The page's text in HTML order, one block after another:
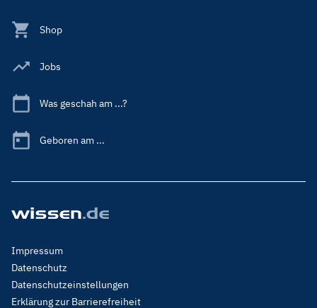
Shop
Jobs
Was geschah am ...?
Geboren am ...
Footer
Menu
Legal
Impressum
Datenschutz
Datenschutzeinstellungen
Erklärung zur Barrierefreiheit